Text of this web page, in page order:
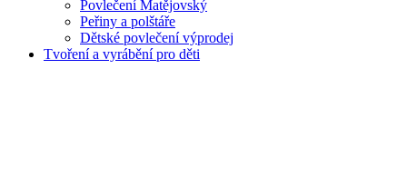
Povlečení Matějovský
Peřiny a polštáře
Dětské povlečení výprodej
Tvoření a vyrábění pro děti